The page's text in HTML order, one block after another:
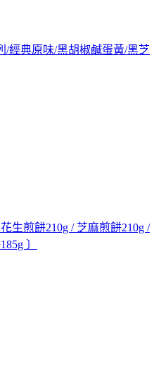
/經典原味/黑胡椒鹹蛋黃/黑芝
生煎餅210g / 芝麻煎餅210g /
〕